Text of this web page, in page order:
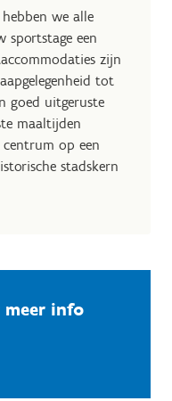
we alle
sportstage een
zijn
tot
goed uitgeruste
maaltijden
op een
stadskern
info